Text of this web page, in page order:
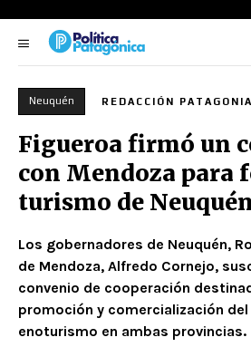
Neuquén REDACCIÓN PATAGONIA
Figueroa firmó un
con Mendoza para
turismo de
Los gobernadores de Neuquén,
de Mendoza, Alfredo Cornejo,
convenio de cooperación
promoción y comercialización
enoturismo en ambas provincias.